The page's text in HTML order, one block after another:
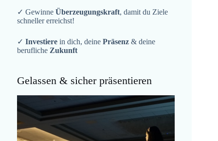
✓ Gewinne Überzeugungskraft, damit du Ziele
schneller erreichst!
✓ Investiere in dich, deine Präsenz & deine
berufliche Zukunft
Gelassen & sicher präsentieren